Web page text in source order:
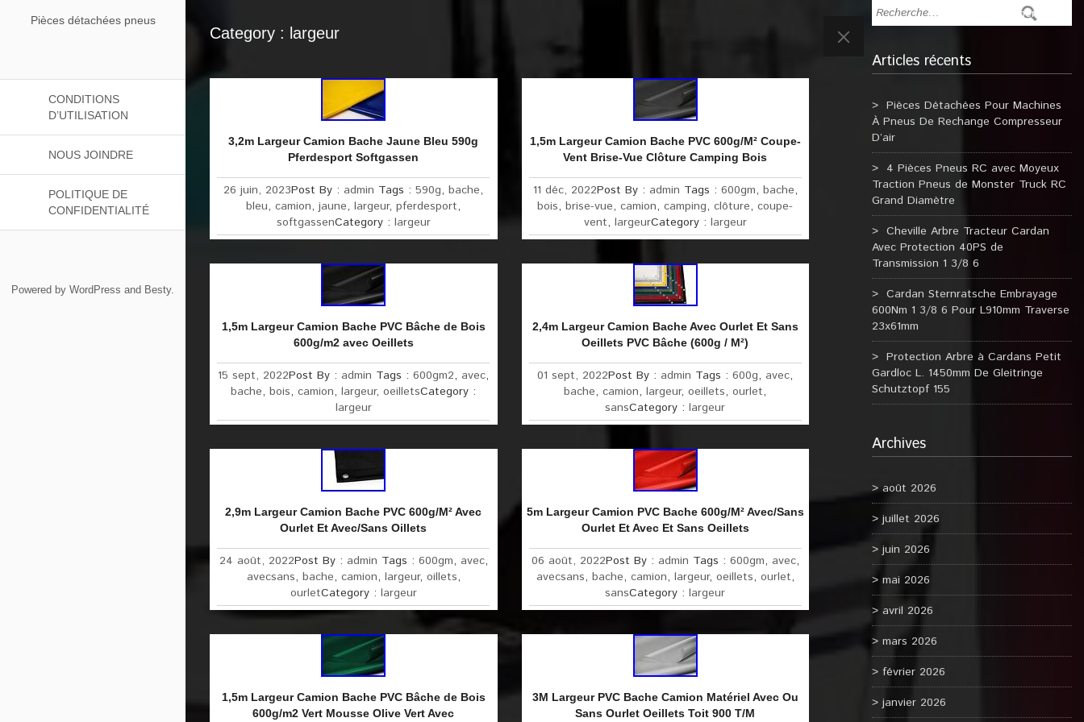
Pièces détachées pneus
CONDITIONS
D’UTILISATION
NOUS JOINDRE
POLITIQUE DE
CONFIDENTIALITÉ
Powered by WordPress and Besty.
Category : largeur
3,2m Largeur Camion Bache Jaune Bleu 590g
Pferdesport Softgassen
26 juin, 2023Post By : admin Tags :590g,bache,
bleu,camion,jaune,largeur,pferdesport,
softgassenCategory : largeur
1,5m Largeur Camion Bache PVC 600g/M² Coupe-
Vent Brise-Vue Clôture Camping Bois
11 déc, 2022Post By : admin Tags : 600gm, bache,
bois,brise-vue,camion,camping,clôture,coupe-
vent, largeurCategory : largeur
1,5m Largeur Camion Bache PVC Bâche de Bois
600g/m2 avec Oeillets
15 sept, 2022Post By : admin Tags :600gm2, avec,
bache,bois,camion,largeur,oeilletsCategory :
largeur
2,4m Largeur Camion Bache Avec Ourlet Et Sans
Oeillets PVC Bâche (600g / M²)
01 sept, 2022Post By : admin Tags :600g, avec,
bache,camion,largeur,oeillets,ourlet,
sansCategory :largeur
2,9m Largeur Camion Bache PVC 600g/M² Avec
Ourlet Et Avec/Sans Oillets
24 août, 2022Post By : admin Tags : 600gm, avec,
avecsans, bache, camion, largeur, oillets,
ourletCategory : largeur
5m Largeur Camion PVC Bache 600g/M² Avec/Sans
Ourlet Et Avec Et Sans Oeillets
06 août, 2022Post By : admin Tags : 600gm, avec,
avecsans, bache, camion, largeur, oeillets, ourlet,
sansCategory :largeur
1,5m Largeur Camion Bache PVC Bâche de Bois
600g/m2 Vert Mousse Olive Vert Avec
3M Largeur PVC Bache Camion Matériel Avec Ou
Sans Ourlet Oeillets Toit 900 T/M
Articles récents
Pièces Détachées Pour Machines
À Pneus De Rechange Compresseur
D’air
4 Pièces Pneus RC avec Moyeux
Traction Pneus de Monster Truck RC
Grand Diamètre
Cheville Arbre Tracteur Cardan
Avec Protection 40PS de
Transmission 1 3/8 6
Cardan Sternratsche Embrayage
600Nm 1 3/8 6 Pour L910mm Traverse
23x61mm
Protection Arbre à Cardans Petit
Gardloc L. 1450mm De Gleitringe
Schutztopf 155
Archives
août 2026
juillet 2026
juin 2026
mai 2026
avril 2026
mars 2026
février 2026
janvier 2026